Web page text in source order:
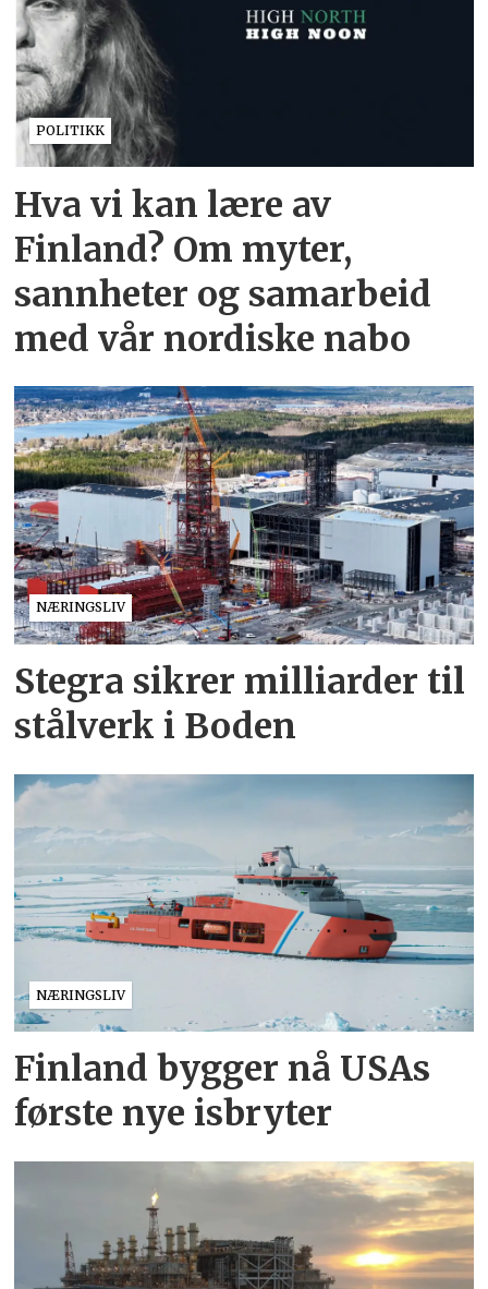
POLITIKK
Hva vi kan lære av
Finland? Om myter,
sannheter og samarbeid
med vår nordiske nabo
NÆRINGSLIV
Stegra sikrer milliarder til
stålverk i Boden
NÆRINGSLIV
Finland bygger nå USAs
første nye isbryter